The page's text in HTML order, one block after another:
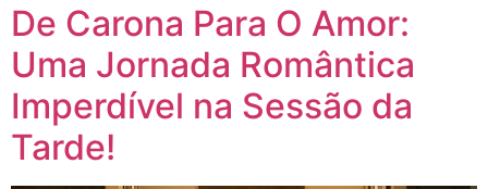
De Carona Para O Amor:
Uma Jornada Romântica
Imperdível na Sessão da
Tarde!